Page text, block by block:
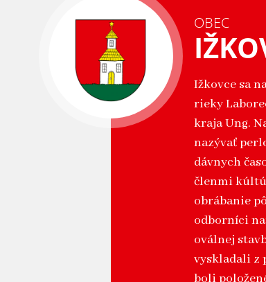
OBEC
Ižkovce sa
rieky
kraja Ung.
nazývať
dávnych
členmi
obrábanie
odborníci
oválnej
vyskladali z